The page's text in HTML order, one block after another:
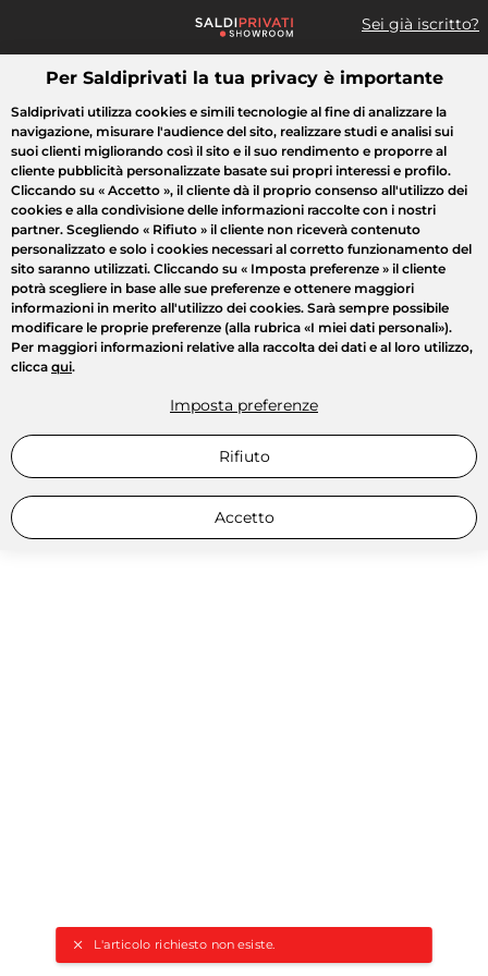
Sei già iscritto?
Cosa cerchi?
L'articolo richiesto non esiste.
Tutte le vendite Moda Casa Bellezza Elettrodomestici
Per Saldiprivati la tua privacy è importante
Saldiprivati utilizza cookies e simili tecnologie al fine di analizzare la
navigazione, misurare l'audience del sito, realizzare studi e analisi sui
suoi clienti migliorando così il sito e il suo rendimento e proporre al
cliente pubblicità personalizzate basate sui propri interessi e profilo.
Cliccando su « Accetto », il cliente dà il proprio consenso all'utilizzo dei
cookies e alla condivisione delle informazioni raccolte con i nostri
partner. Scegliendo « Rifiuto » il cliente non riceverà contenuto
personalizzato e solo i cookies necessari al corretto funzionamento del
sito saranno utilizzati. Cliccando su « Imposta preferenze » il cliente
potrà scegliere in base alle sue preferenze e ottenere maggiori
informazioni in merito all'utilizzo dei cookies. Sarà sempre possibile
modificare le proprie preferenze (alla rubrica «I miei dati personali»).
Per maggiori informazioni relative alla raccolta dei dati e al loro utilizzo,
clicca qui.
Imposta preferenze
Rifiuto
Accetto